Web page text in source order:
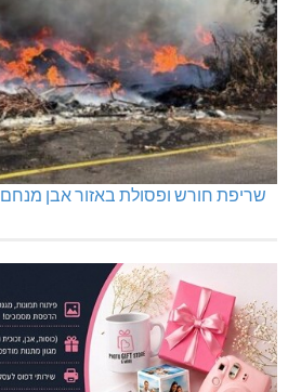
שריפת חורש ופסולת באזור אבן מנחם